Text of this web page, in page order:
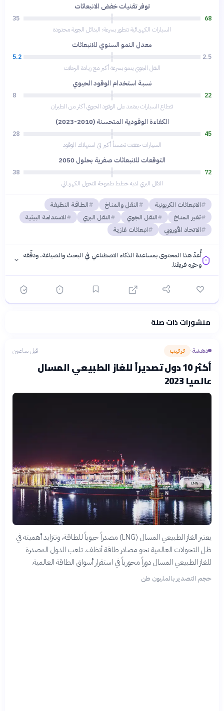
توفر تقنيات خفض الانبعاثات
68
35
السيارات الكهربائية تتطور بسرعة؛ البدائل الجوية محدودة
معدل النمو السنوي للانبعاثات
2.5
5.2
النقل الجوي ينمو بسرعة أكبر مع زيادة الرحلات
نسبة استخدام الوقود الحيوي
22
8
قطاع السيارات يعتمد على الوقود الحيوي أكثر من الطيران
الكفاءة الوقودية المتحسنة (2010-2023)
45
28
السيارات حققت تحسناً أكبر في استهلاك الوقود
التوقعات للانبعاثات صفرية بحلول 2050
72
38
النقل البري لديه خطط طموحة للتحول الكهربائي
الانبعاثات الكربونية النقل والمناخ
الطاقة النظيفة
تغير المناخ
النقل الجوي النقل البري
الاستدامة البيئية
الاتحاد الأوروبي
انبعاثات غازية
أُعدّ هذا المحتوى بمساعدة الذكاء الاصطناعي في البحث والصياغة، ودقّقه
وحرّره فريقنا.
فلسفتنا المعرفية· سياسة الذكاء الاصطناعيمنشورات ذات صلة
دهشة› ترتيب قبل ساعتين
أكثر 10 دول تصديراً للغاز الطبيعي المسال
عالمياً 2023
يعتبر الغاز الطبيعي المسال (LNG) مصدراً حيوياً للطاقة، وتتزايد أهميته في
ظل التحولات العالمية نحو مصادر طاقة أنظف. تلعب الدول المصدرة
للغاز الطبيعي المسال دوراً محورياً في استقرار أسواق الطاقة العالمية.
حجم التصدير بالمليون طن